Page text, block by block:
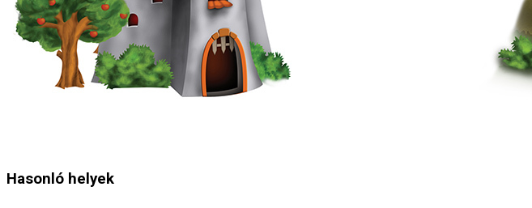
Hasonló helyek